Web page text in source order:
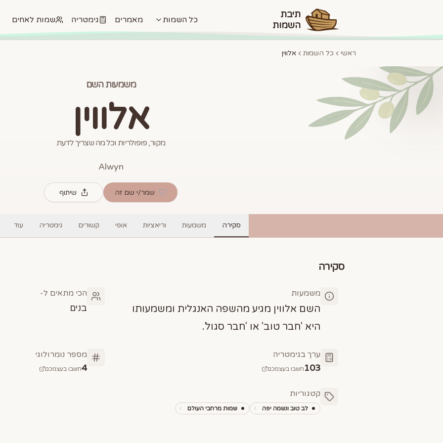
תיבת
השמות
כל השמות מאמרים גימטריה שמות לאחים
ראשי כל השמות אלווין
משמעות השם
אלווין
מקור, פופולריות וכל מה שצריך לדעת
Alwyn
שמר/י שם זה שיתוף
סקירה משמעות וריאציות אופי קשורים גימטריה עוד
סקירה
משמעות
השם אלווין מגיע מהשפה האנגלית ומשמעותו
היא 'חבר טוב' או 'חבר סגול'.
הכי מתאים ל-
בנים
ערך בגימטריה
103 חשבו בעצמכם
מספר נומרולוגי
4חשבו בעצמכם
קטגוריות
לב טוב ונשמה יפה שמות מרחבי העולם